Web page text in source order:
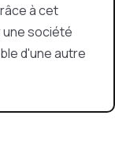
à cet
société
d'une autre